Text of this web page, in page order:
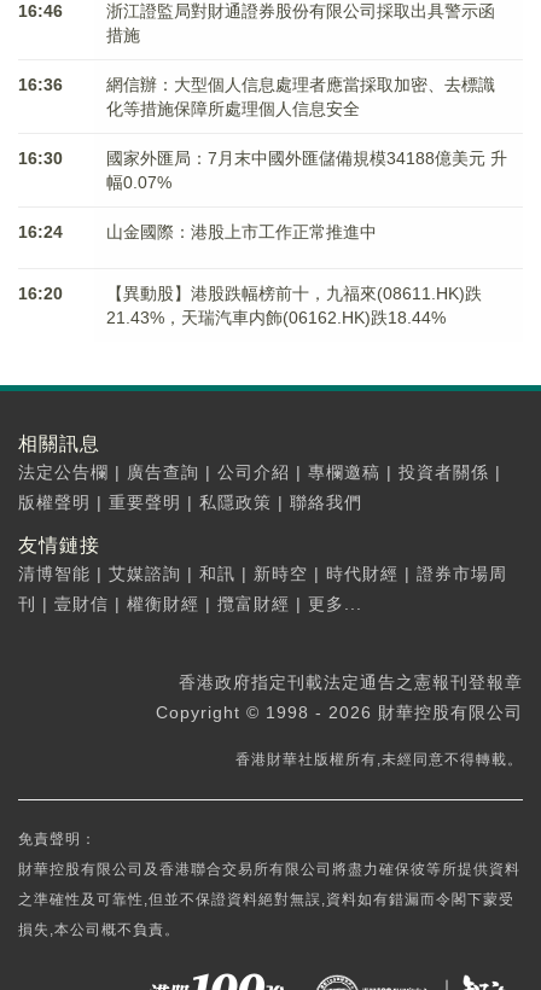
16:46
浙江證監局對財通證券股份有限公司採取出具警示函
措施
16:36
網信辦：大型個人信息處理者應當採取加密、去標識
化等措施保障所處理個人信息安全
16:30
國家外匯局：7月末中國外匯儲備規模34188億美元 升
幅0.07%
16:24 山金國際：港股上市工作正常推進中
16:20
【異動股】港股跌幅榜前十，九福來(08611.HK)跌
21.43%，天瑞汽車内飾(06162.HK)跌18.44%
相關訊息
法定公告欄 | 廣告查詢 | 公司介紹 | 專欄邀稿 | 投資者關係 |
版權聲明 | 重要聲明 | 私隱政策 | 聯絡我們
友情鏈接
清博智能 | 艾媒諮詢 | 和訊 | 新時空 | 時代財經 | 證券市場周
刊
| 壹財信 | 權衡財經 | 攬富財經 | 更多...
香港政府指定刊載法定通告之憲報刊登報章
Copyright © 1998 - 2026 財華控股有限公司
香港財華社版權所有,未經同意不得轉載。
免責聲明：
財華控股有限公司及香港聯合交易所有限公司將盡力確保彼等所提供資料
之準確性及可靠性,但並不保證資料絕對無誤,資料如有錯漏而令閣下蒙受
損失,本公司概不負責。